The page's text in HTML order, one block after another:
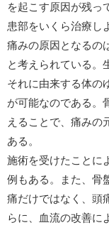
を起こす原因が残っ
患部をいくら治療し
痛みの原因となるの
と考えられている。
それに由来する体の
が可能なのである。
えることで、痛みの
ある。
施術を受けたことに
例もある。また、骨
痛だけではなく、頭
らに、血流の改善に